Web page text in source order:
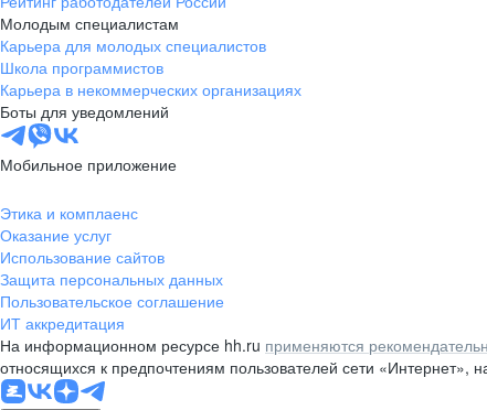
Молодым специалистам
Карьера для молодых специалистов
Школа программистов
Карьера в некоммерческих организациях
Боты для уведомлений
Мобильное приложение
Этика и комплаенс
Оказание услуг
Использование сайтов
Защита персональных данных
Пользовательское соглашение
ИТ аккредитация
На информационном ресурсе hh.ru применяются
относящихся к предпочтениям пользователей сети «Интернет»,